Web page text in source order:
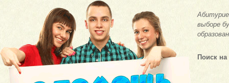
выборе
Поиск на